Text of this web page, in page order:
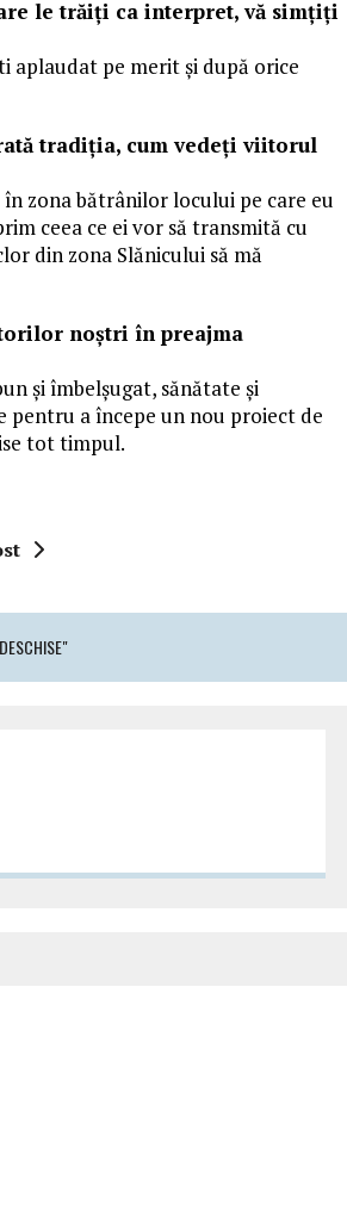
le trăiţi ca interpret, vă simţiţi
aplaudat pe merit și după orice
tradiţia, cum vedeţi viitorul
zona bătrânilor locului pe care eu
ceea ce ei vor să transmită cu
din zona Slănicului să mă
noştri în preajma
și îmbelșugat, sănătate și
pentru a începe un nou proiect de
tot timpul.